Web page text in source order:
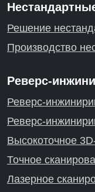
Решение
Производство
Реверс-
Реверс-
Реверс-
Высокоточное
Точное
Лазерное